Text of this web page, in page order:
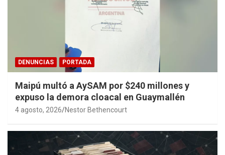
DENUNCIAS PORTADA
Maipú multó a AySAM por $240 millones y
expuso la demora cloacal en Guaymallén
4 agosto, 2026 Nestor Bethencourt